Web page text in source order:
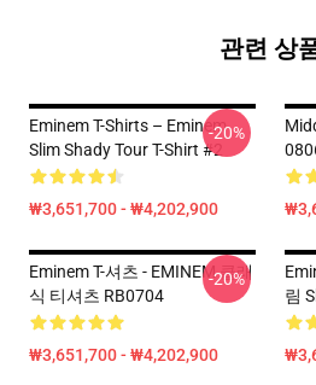
관련 상
Eminem T-Shirts – Eminem
Slim Shady Tour T-Shirt #2
₩3,651,700 - ₩4,202,900
-20%
Eminem T-셔츠 - EMINEM 클래
식 티셔츠 RB0704
₩3,651,700 - ₩4,202,900
-20%
림